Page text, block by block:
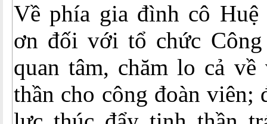
Về phía gia đình cô
ơn đối với tổ chức Công
quan tâm, chăm lo cả
thần cho công đoàn viên;